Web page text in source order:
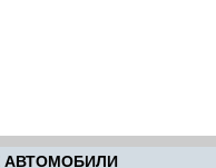
АВТОМОБИЛИ